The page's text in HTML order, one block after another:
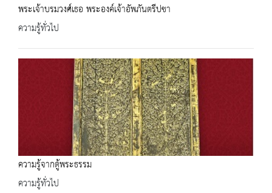
พระเจ้าบรมวงศ์เธอ พระองค์เจ้าอัพภันตรีปชา
ความรู้ทั่วไป
ความรู้จากตู้พระธรรม
ความรู้ทั่วไป